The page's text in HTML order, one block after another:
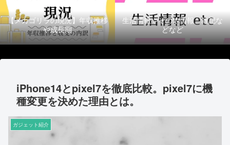
【メカゴリラの現況】年収推移
や成長期
生活情報やその他情報、雑記な
どなど
iPhone14とpixel7を徹底比較。pixel7に機
種変更を決めた理由とは。
ガジェット紹介